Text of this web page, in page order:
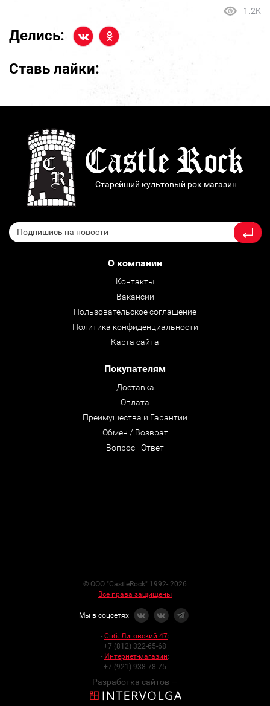
1.2K
Делись:
Ставь лайки:
Старейший культовый рок магазин
О компании
Контакты
Вакансии
Пользовательское соглашение
Политика конфиденциальности
Карта сайта
Покупателям
Доставка
Оплата
Преимущества и Гарантии
Обмен / Возврат
Вопрос - Ответ
© ООО "CastleRock" 1992- 2026
Все права защищены
Мы в соцсетях
- Спб. Лиговский 47:
+7 (812) 322-65-68
- Интернет-магазин:
+7 (921) 938-78-75
Разработка сайтов —